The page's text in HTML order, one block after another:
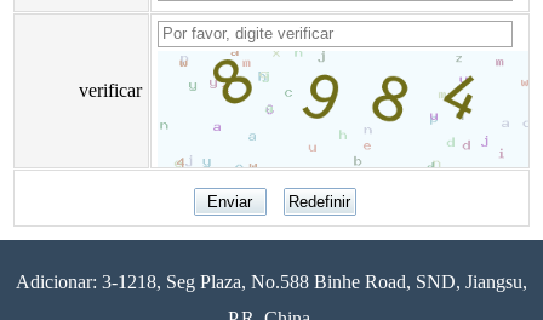
verificar
Adicionar: 3-1218, Seg Plaza, No.588 Binhe Road, SND, Jiangsu,